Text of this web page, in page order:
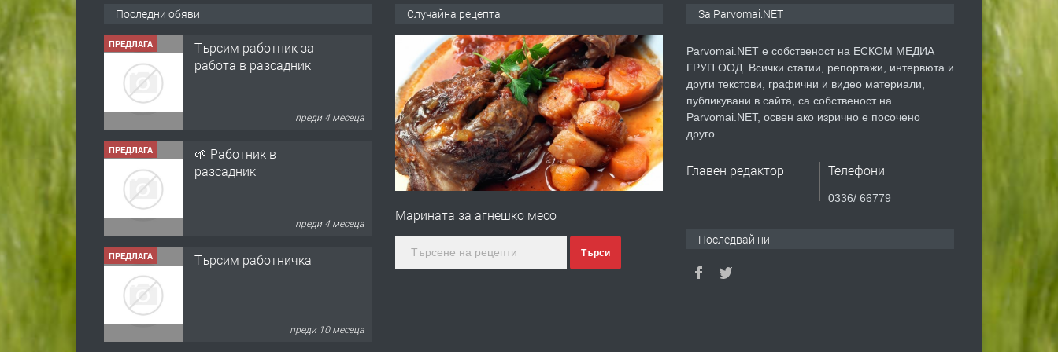
Последни обяви
ПРЕДЛАГА
Търсим работник за
работа в разсадник
преди 4 месеца
ПРЕДЛАГА
🌱 Работник в
разсадник
преди 4 месеца
ПРЕДЛАГА Търсим работничка
преди 10 месеца
Случайна рецепта
Марината за агнешко месо
Търси
За Parvomai.NET
Parvomai.NET е собственост на ЕСКОМ МЕДИА
ГРУП ООД. Всички статии, репортажи, интервюта и
други текстови, графични и видео материали,
публикувани в сайта, са собственост на
Parvomai.NET, освен ако изрично е посочено
друго.
Главен редактор Телефони
0336/ 66779
Последвай ни